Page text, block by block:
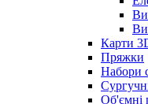
Карти
Пряжки
Набори
Об'ємні